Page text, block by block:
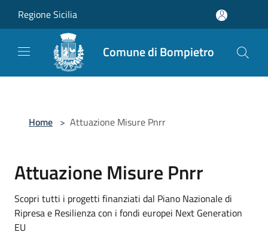
Regione Sicilia
Comune di Bompietro
Home > Attuazione Misure Pnrr
Attuazione Misure Pnrr
Scopri tutti i progetti finanziati dal Piano Nazionale di
Ripresa e Resilienza con i fondi europei Next Generation
EU